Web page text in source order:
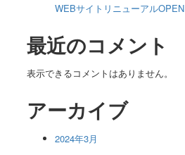
WEBサイトリニューアルOPEN
最近のコメント
表示できるコメントはありません。
アーカイブ
2024年3月